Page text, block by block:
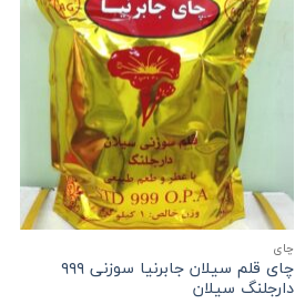
چاي
چای قلم سیلان جابرنیا سوزنی ۹۹۹
دارجلنگ سیلان